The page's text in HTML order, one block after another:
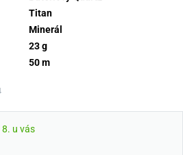
Titan
Minerál
23 g
50 m
↓
u vás